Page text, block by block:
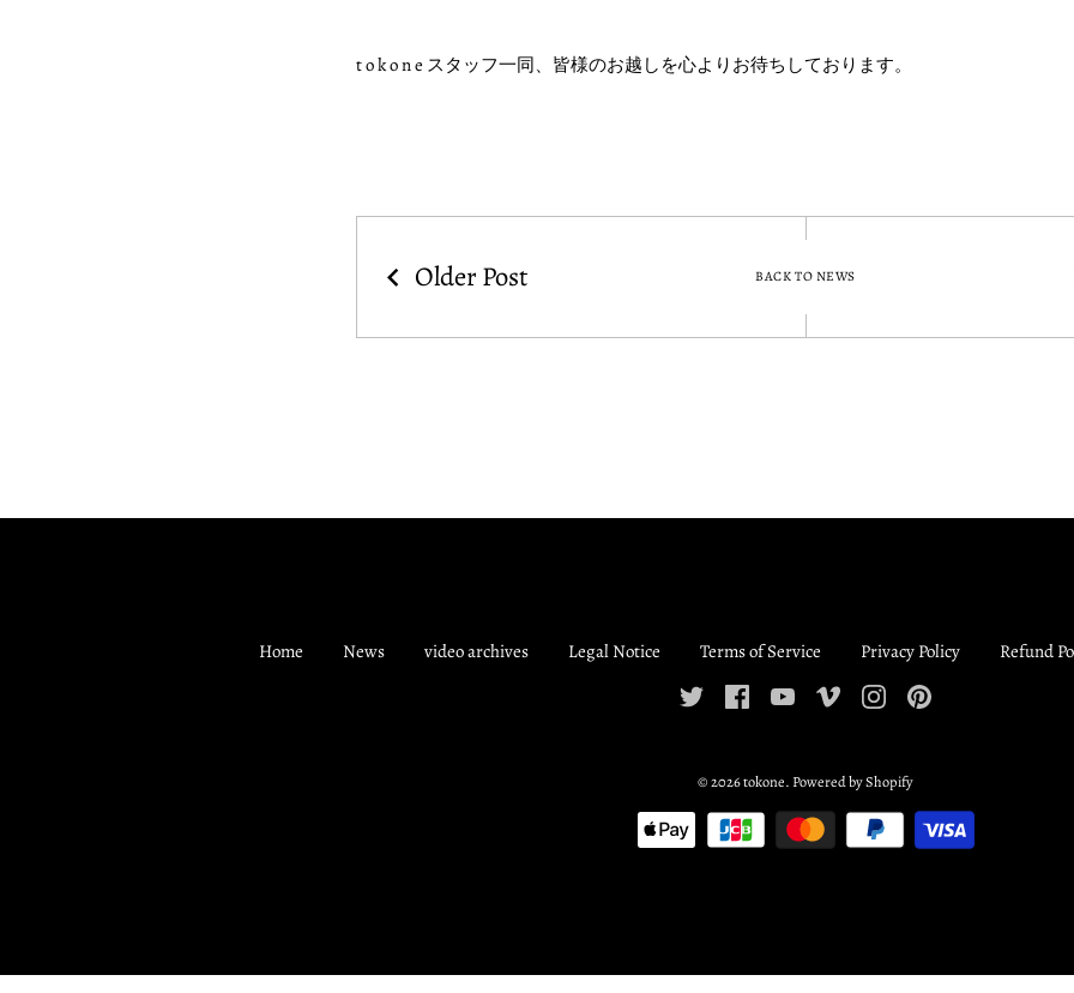
t o k o n e スタッフ一同、皆様のお越しを心よりお待ちしております。
BACK TO NEWS
Older Post
Home News video archives Legal Notice Terms of Service Privacy Policy Refund
© 2026tokone. Powered by Shopify